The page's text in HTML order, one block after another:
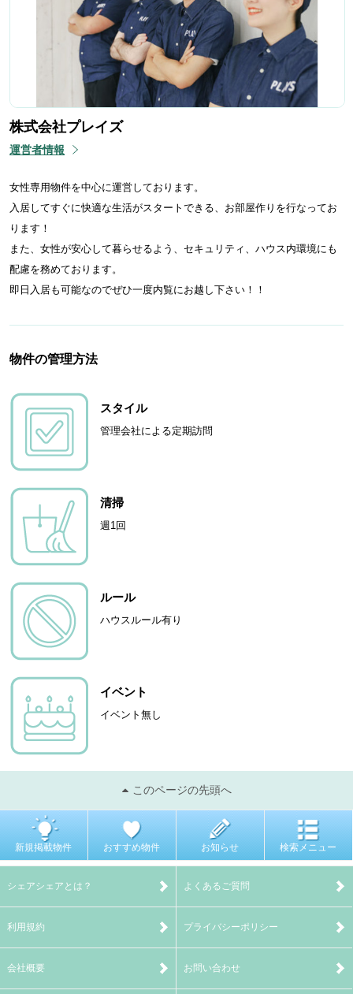
株式会社プレイズ
運営者情報
女性専用物件を中心に運営しております。
入居してすぐに快適な生活がスタートできる、お部屋作りを行なってお
ります！
また、女性が安心して暮らせるよう、セキュリティ、ハウス内環境にも
配慮を務めております。
即日入居も可能なのでぜひ一度内覧にお越し下さい！！
物件の管理方法
スタイル
管理会社による定期訪問
清掃
週1回
ルール
ハウスルール有り
イベント
イベント無し
このページの先頭へ
新規掲載物件 おすすめ物件 お知らせ 検索メニュー
シェアシェアとは？ よくあるご質問
利用規約 プライバシーポリシー
会社概要 お問い合わせ